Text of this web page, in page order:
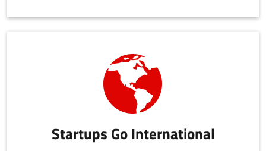
Startups Go International